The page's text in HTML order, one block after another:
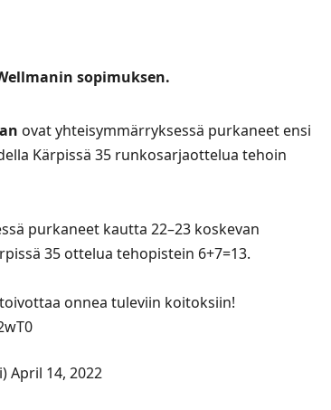
sopimuksen.
ovat yhteisymmärryksessä purkaneet ensi
Kärpissä 35 runkosarjaottelua tehoin
purkaneet kautta 22–23 koskevan
35 ottelua tehopistein 6+7=13.
onnea tuleviin koitoksiin!
April 14, 2022